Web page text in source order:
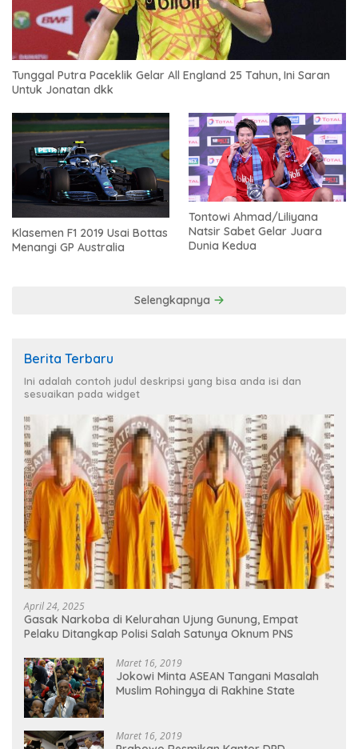
Tunggal Putra Paceklik Gelar All England 25 Tahun, Ini Saran
Untuk Jonatan dkk
Klasemen F1 2019 Usai Bottas
Menangi GP Australia
Tontowi Ahmad/Liliyana
Natsir Sabet Gelar Juara
Dunia Kedua
Selengkapnya
Berita Terbaru
Ini adalah contoh judul deskripsi yang bisa anda isi dan
sesuaikan pada widget
April 24, 2025
Gasak Narkoba di Kelurahan Ujung Gunung, Empat
Pelaku Ditangkap Polisi Salah Satunya Oknum PNS
Maret 16, 2019
Jokowi Minta ASEAN Tangani Masalah
Muslim Rohingya di Rakhine State
Maret 16, 2019